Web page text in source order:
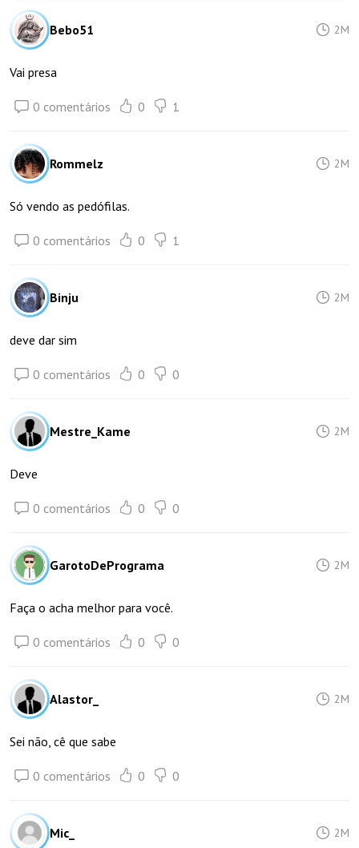
Bebo51 2M
Vai presa
0 comentários 0 1
Rommelz 2M
Só vendo as pedófilas.
0 comentários 0 1
Binju 2M
deve dar sim
0 comentários 0 0
Mestre_Kame 2M
Deve
0 comentários 0 0
GarotoDePrograma 2M
Faça o acha melhor para você.
0 comentários 0 0
Alastor_ 2M
Sei não, cê que sabe
0 comentários 0 0
Mic_ 2M